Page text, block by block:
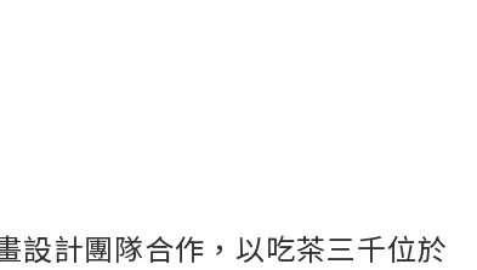
設計團隊合作，以吃茶三千位於